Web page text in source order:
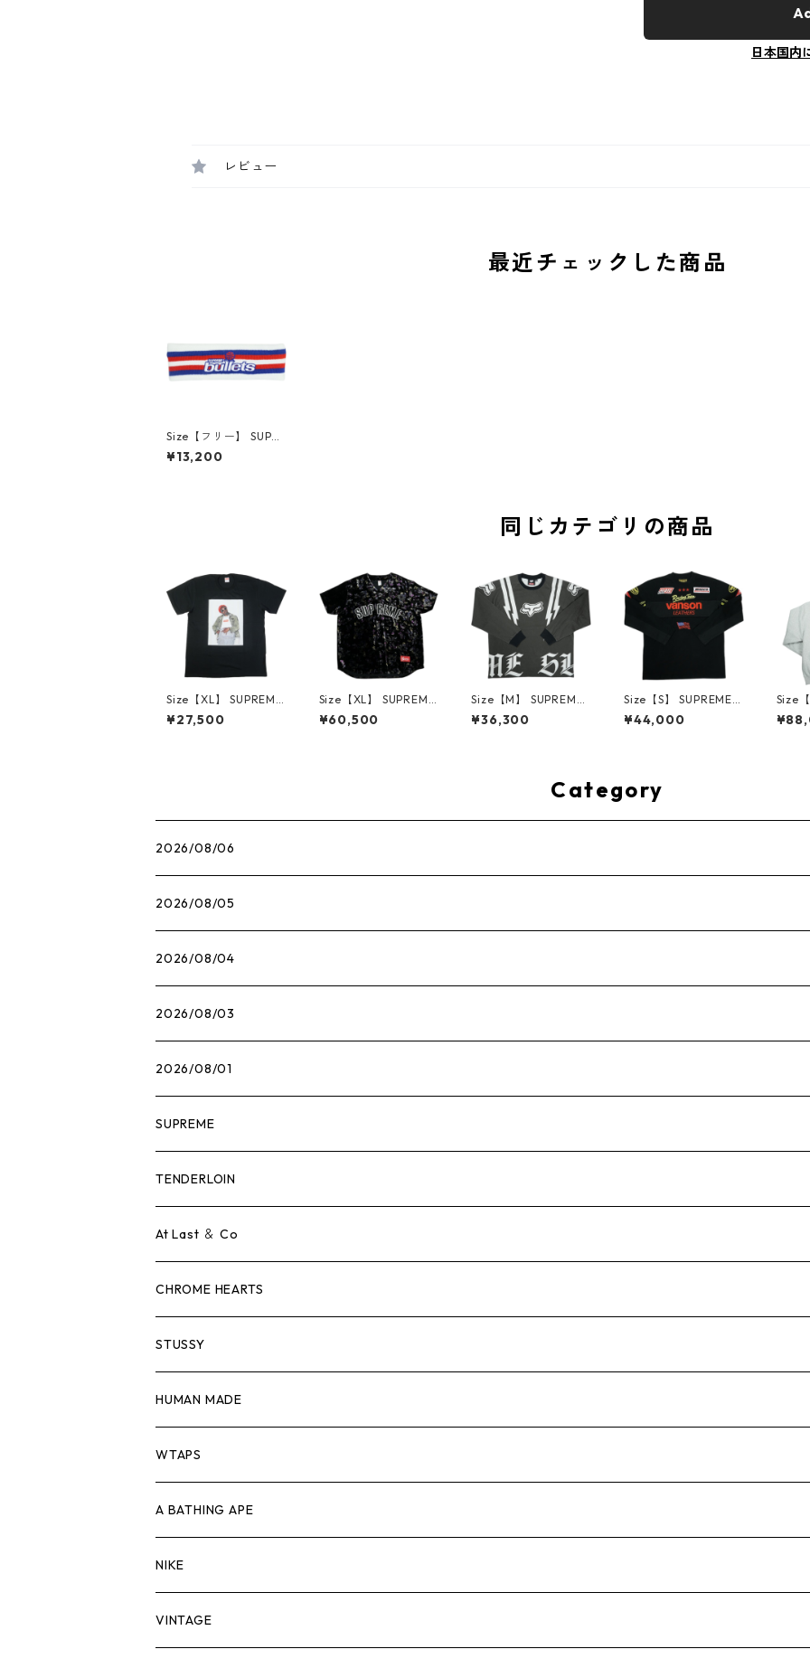
日本国内
レビュー
最近チェックした商品
Size【フリー】 SUPR
EME シュプリーム ×M
itchell&Ness Teams
¥13,200
同じカテゴリの商品
Size【XL】 SUPREME
シュプリーム 22AW A
ndre 3000 Tee Black
¥27,500
Size【XL】 SUPREME
シュプリーム 19AW Fl
oral Velour Baseball
¥60,500
Size【M】 SUPREME
シュプリーム ×Fox Ra
cing 25FW L/S Top Bl
¥36,300
Size【S】 SUPREME
シュプリーム ×Vanso
n Leathers 26SS L/S
¥44,000
Size
シュ
atin
Category
2026/08/06
2026/08/05
2026/08/04
2026/08/03
2026/08/01
SUPREME
Tシャツ
ロンTEE
スウェット/ニット
シャツ
ジャケット
パンツ
キャップ・ハット
バッグ
シューズ
TENDERLOIN
Tシャツ
ロンTEE
スウェット/ニット
シャツ
ジャケット
パンツ
キャップ・ハット
バッグ
At Last ＆ Co
Tシャツ
ロンTEE
スウェット/ニット
シャツ
ジャケット
パンツ
キャップ・ハット
CHROME HEARTS
Tシャツ
ロンTEE
スウェット/ニット
シャツ
ジャケット
パンツ
STUSSY
Tシャツ
ロンTEE
スウェット/ニット
シャツ
ジャケット
HUMAN MADE
Tシャツ
ロンT
スウェット/ニット
シャツ
WTAPS
Tシャツ
ロンTEE
スウェット/ニット
A BATHING APE
Tシャツ
ロンTEE
NIKE
シューズ
VINTAGE